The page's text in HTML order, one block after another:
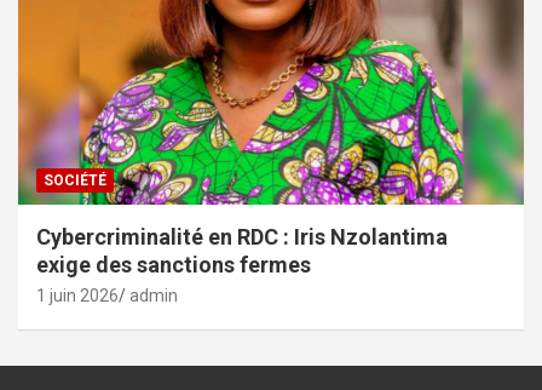
SOCIÉTÉ
Cybercriminalité en RDC : Iris Nzolantima
exige des sanctions fermes
1 juin 2026 admin